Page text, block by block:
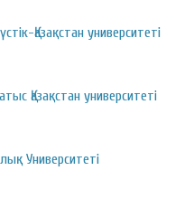
Қазақстан университеті
Қазақстан университеті
Университеті